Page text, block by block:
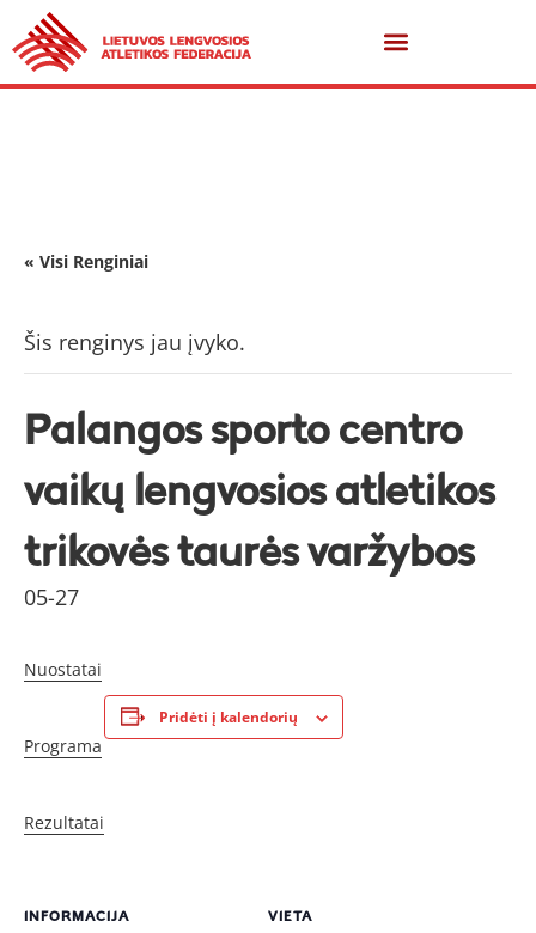
« Visi Renginiai
Šis renginys jau įvyko.
Palangos sporto centro
vaikų lengvosios atletikos
trikovės taurės varžybos
05-27
Nuostatai
Programa
Rezultatai
Pridėti į kalendorių
INFORMACIJA VIETA